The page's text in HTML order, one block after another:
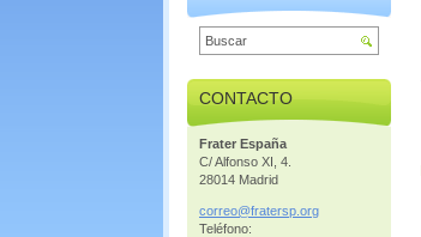
CONTACTO
Frater España
C/ Alfonso XI, 4.
28014 Madrid
correo@fratersp. org
Teléfono: